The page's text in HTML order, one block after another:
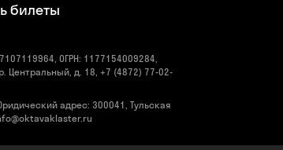
билеты
ОГРН: 1177154009284,
Центральный, д. 18, +7 (4872) 77-02-
адрес: 300041, Тульская